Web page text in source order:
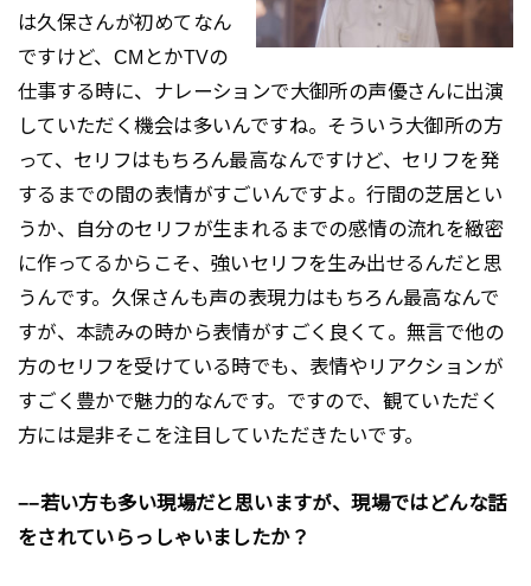
は久保さんが初めてなん
ですけど、CMとかTVの
仕事する時に、ナレーションで大御所の声優さんに出演
していただく機会は多いんですね。そういう大御所の方
って、セリフはもちろん最高なんですけど、セリフを発
するまでの間の表情がすごいんですよ。行間の芝居とい
うか、自分のセリフが生まれるまでの感情の流れを緻密
に作ってるからこそ、強いセリフを生み出せるんだと思
うんです。久保さんも声の表現力はもちろん最高なんで
すが、本読みの時から表情がすごく良くて。無言で他の
方のセリフを受けている時でも、表情やリアクションが
すごく豊かで魅力的なんです。ですので、観ていただく
方には是非そこを注目していただきたいです。
−−若い方も多い現場だと思いますが、現場ではどんな話
をされていらっしゃいましたか？